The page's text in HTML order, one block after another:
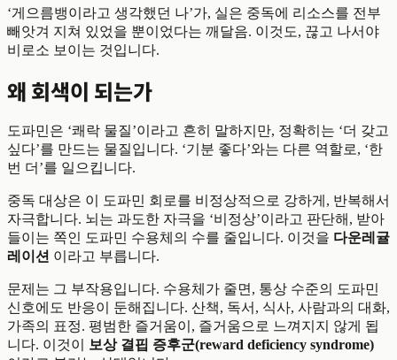
‘게으름뱅이라고 생각했던 나’가, 실은 중독에 리소스를 전부
빼앗겨 지쳐 있었을 뿐이었다는 깨달음. 이것도, 끊고 나서야
비로소 보이는 것입니다.
왜 회색이 되는가
도파민은 ‘쾌락 물질’이라고 흔히 말하지만, 정확히는 ‘더 갖고
싶다’를 만드는 물질입니다. ‘기분 좋다’와는 다른 역할로, ‘한
번 더’를 일으킵니다.
중독 대상은 이 도파민 회로를 비정상적으로 강하게, 반복해서
자극합니다. 뇌는 과도한 자극을 ‘비정상’이라고 판단해, 받아
들이는 쪽인 도파민 수용체의 수를 줄입니다. 이것을 다운레귤
레이션 이라고 부릅니다.
문제는 그 부작용입니다. 수용체가 줄면, 통상 수준의 도파민
신호에도 반응이 둔해집니다. 산책, 독서, 식사, 사람과의 대화,
가족의 표정. 평범한 즐거움이, 즐거움으로 느껴지지 않게 됩
니다. 이것이 보상 결핍 증후군(reward deficiency syndrome)